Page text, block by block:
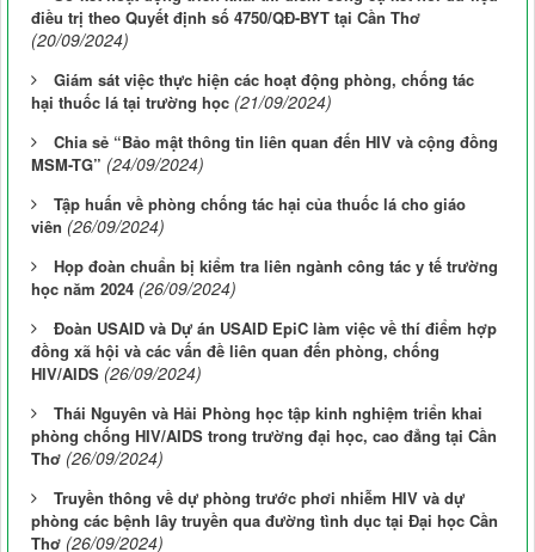
điều trị theo Quyết định số 4750/QĐ-BYT tại Cần Thơ
(20/09/2024)
Giám sát việc thực hiện các hoạt động phòng, chống tác
hại thuốc lá tại trường học (21/09/2024)
Chia sẻ “Bảo mật thông tin liên quan đến HIV và cộng đồng
MSM-TG” (24/09/2024)
Tập huấn về phòng chống tác hại của thuốc lá cho giáo
viên (26/09/2024)
Họp đoàn chuẩn bị kiểm tra liên ngành công tác y tế trường
học năm 2024 (26/09/2024)
Đoàn USAID và Dự án USAID EpiC làm việc về thí điểm hợp
đồng xã hội và các vấn đề liên quan đến phòng, chống
HIV/AIDS (26/09/2024)
Thái Nguyên và Hải Phòng học tập kinh nghiệm triển khai
phòng chống HIV/AIDS trong trường đại học, cao đẳng tại Cần
Thơ (26/09/2024)
Truyền thông về dự phòng trước phơi nhiễm HIV và dự
phòng các bệnh lây truyền qua đường tình dục tại Đại học Cần
Thơ (26/09/2024)